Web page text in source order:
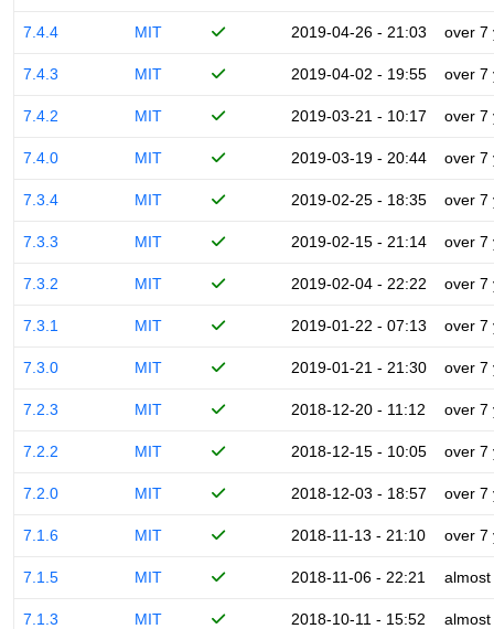
7.4.4 MIT 2019-04-26 - 21:03 over 7
7.4.3 MIT 2019-04-02 - 19:55 over 7
7.4.2 MIT 2019-03-21 - 10:17 over 7
7.4.0 MIT 2019-03-19 - 20:44 over 7
7.3.4 MIT 2019-02-25 - 18:35 over 7
7.3.3 MIT 2019-02-15 - 21:14 over 7
7.3.2 MIT 2019-02-04 - 22:22 over 7
7.3.1 MIT 2019-01-22 - 07:13 over 7
7.3.0 MIT 2019-01-21 - 21:30 over 7
7.2.3 MIT 2018-12-20 - 11:12 over 7
7.2.2 MIT 2018-12-15 - 10:05 over 7
7.2.0 MIT 2018-12-03 - 18:57 over 7
7.1.6 MIT 2018-11-13 - 21:10 over 7
7.1.5 MIT 2018-11-06 - 22:21
7.1.3 MIT 2018-10-11 - 15:52